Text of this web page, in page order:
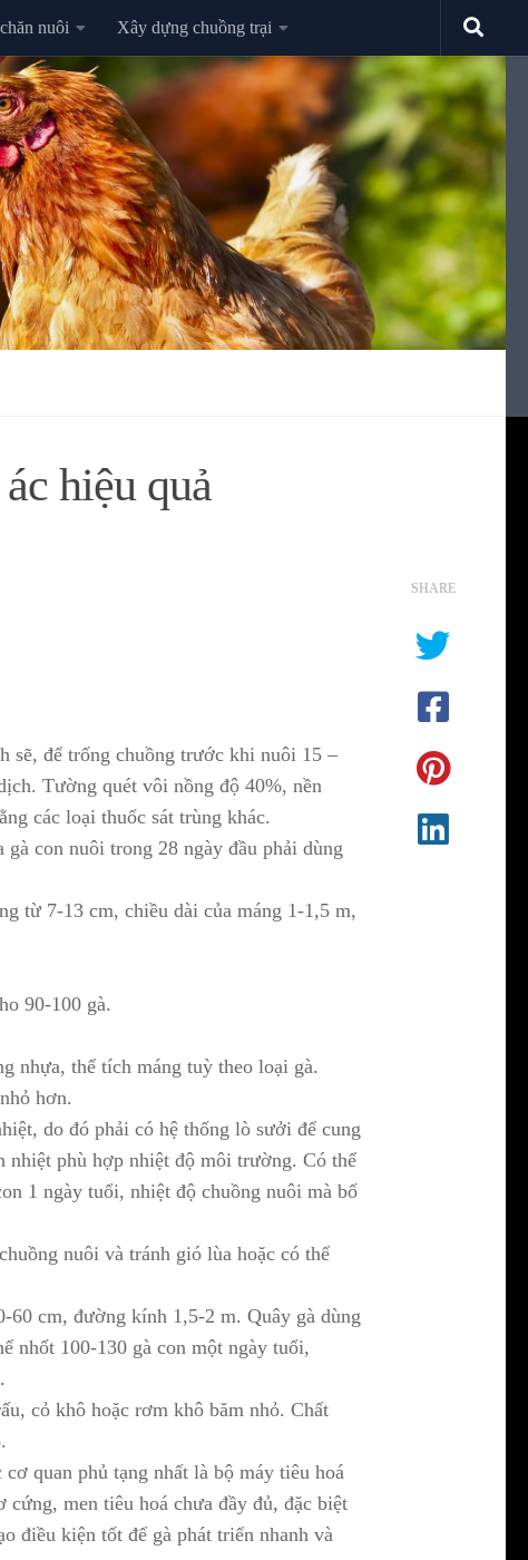
nuôi Xây dựng chuồng trại
hiệu quả
sẽ, để trống chuồng trước khi nuôi 15 –
Tường quét vôi nồng độ 40%, nền
các loại thuốc sát trùng khác.
con nuôi trong 28 ngày đầu phải dùng
từ 7-13 cm, chiều dài của máng 1-1,5 m,
90-100 gà.
nhựa, thể tích máng tuỳ theo loại gà.
hơn.
do đó phải có hệ thống lò sưởi để cung
nhiệt phù hợp nhiệt độ môi trường. Có thể
1 ngày tuổi, nhiệt độ chuồng nuôi mà bố
nuôi và tránh gió lùa hoặc có thể
60 cm, đường kính 1,5-2 m. Quây gà dùng
nhốt 100-130 gà con một ngày tuổi,
cỏ khô hoặc rơm khô băm nhỏ. Chất
quan phủ tạng nhất là bộ máy tiêu hoá
men tiêu hoá chưa đầy đủ, đặc biệt
điều kiện tốt để gà phát triển nhanh và
SHARE